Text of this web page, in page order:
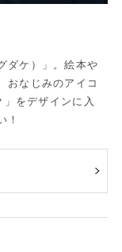
ダケ）」。絵本や
おなじみのアイコ
」をデザインに入
！